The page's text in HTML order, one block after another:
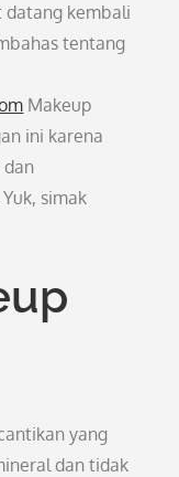
datang kembali
tentang
Makeup
ini karena
dan
simak
yang
dan tidak